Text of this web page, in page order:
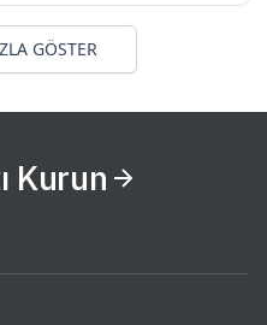
GÖSTER
Kurun